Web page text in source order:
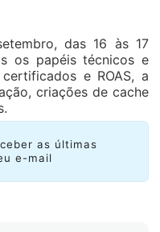
das 16 às 17
os papéis técnicos e
e ROAS, a
criações de cache
as últimas
e-mail